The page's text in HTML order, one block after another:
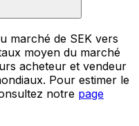
marché de SEK vers
moyen du marché
acheteur et vendeur
Pour estimer le
notre page